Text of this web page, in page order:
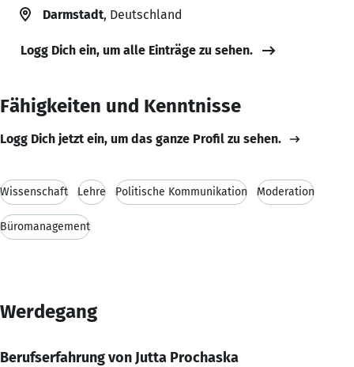
Darmstadt, Deutschland
Logg Dich ein, um alle Einträge zu sehen.
Fähigkeiten und Kenntnisse
Logg Dich jetzt ein, um das ganze Profil zu sehen.
Wissenschaft Lehre Politische Kommunikation Moderation
Büromanagement
Werdegang
Berufserfahrung von Jutta Prochaska